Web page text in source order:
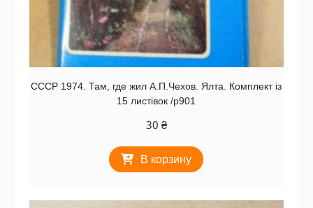
СССР 1974. Там, где жил А.П.Чехов. Ялта. Комплект із
15 листівок /р901
30 ₴
В корзину